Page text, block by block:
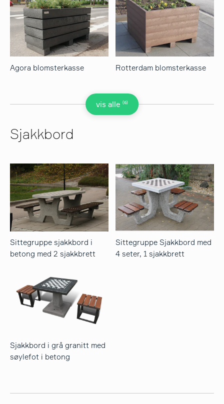
vis alle (6)
Agora blomsterkasse Rotterdam blomsterkasse
Sjakkbord
Sittegruppe sjakkbord i
betong med 2 sjakkbrett
Sittegruppe Sjakkbord med
4 seter, 1 sjakkbrett
Sjakkbord i grå granitt med
søylefot i betong